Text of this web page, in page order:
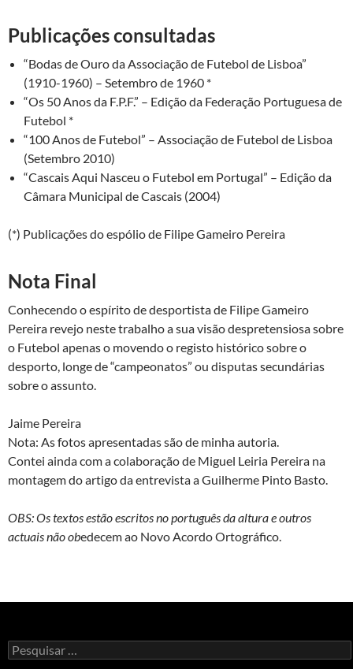
Publicações consultadas
“Bodas de Ouro da Associação de Futebol de Lisboa”
(1910-1960) – Setembro de 1960 *
“Os 50 Anos da F.P.F.” – Edição da Federação Portuguesa de
Futebol *
“100 Anos de Futebol” – Associação de Futebol de Lisboa
(Setembro 2010)
“Cascais Aqui Nasceu o Futebol em Portugal” – Edição da
Câmara Municipal de Cascais (2004)
(*) Publicações do espólio de Filipe Gameiro Pereira
Nota Final
Conhecendo o espírito de desportista de Filipe Gameiro
Pereira revejo neste trabalho a sua visão despretensiosa sobre
o Futebol apenas o movendo o registo histórico sobre o
desporto, longe de “campeonatos” ou disputas secundárias
sobre o assunto.
Jaime Pereira
Nota: As fotos apresentadas são de minha autoria.
Contei ainda com a colaboração de Miguel Leiria Pereira na
montagem do artigo da entrevista a Guilherme Pinto Basto.
OBS: Os textos estão escritos no português da altura e outros
actuais não obedecem ao Novo Acordo Ortográfico.
Pesquisar
por: